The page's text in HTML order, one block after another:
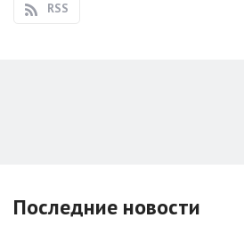
RSS
Последние новости